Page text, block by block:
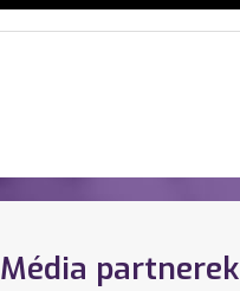
Média partnerek